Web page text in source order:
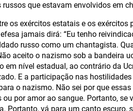
que estavam envolvidos em
os exércitos estatais e os
jamais dirá: “Eu tenho
russo como um chantagista.
aceito o nazismo sob a bandeira
em nível estadual, ao contrário da
E a participação nas
o nazismo. Não sei por que
por amor ao sangue. Portanto, se
Portanto, vá para um canto escuro,